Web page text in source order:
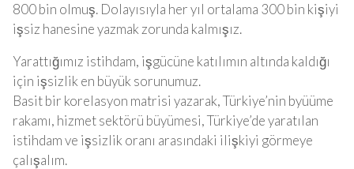
800 bin olmuş. Dolayısıyla her yıl ortalama 300 bin kişiyi
işsiz hanesine yazmak zorunda kalmışız.
Yarattığımız istihdam, işgücüne katılımın altında kaldığı
için işsizlik en büyük sorunumuz.
Basit bir korelasyon matrisi yazarak, Türkiye’nin byüüme
rakamı, hizmet sektörü büyümesi, Türkiye’de yaratılan
istihdam ve işsizlik oranı arasındaki ilişkiyi görmeye
çalışalım.